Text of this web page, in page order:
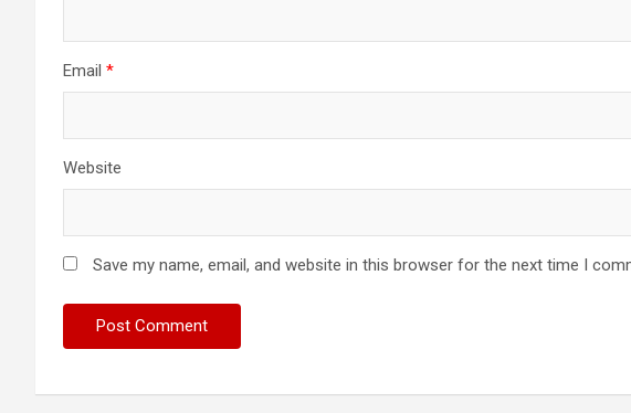
Email *
Website
Save my name, email, and website in this browser for the next time I